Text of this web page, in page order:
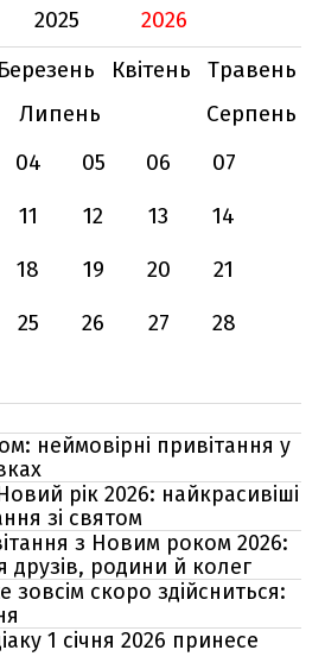
2025
2026
Березень Квітень
Травень
Липень
Серпень
04 05 06
07
11 12 13
14
18 19 20
21
25 26 27
28
неймовірні привітання у
рік 2026: найкрасивіші
зі святом
з Новим роком 2026:
друзів, родини й колег
скоро здійсниться:
1 січня 2026 принесе